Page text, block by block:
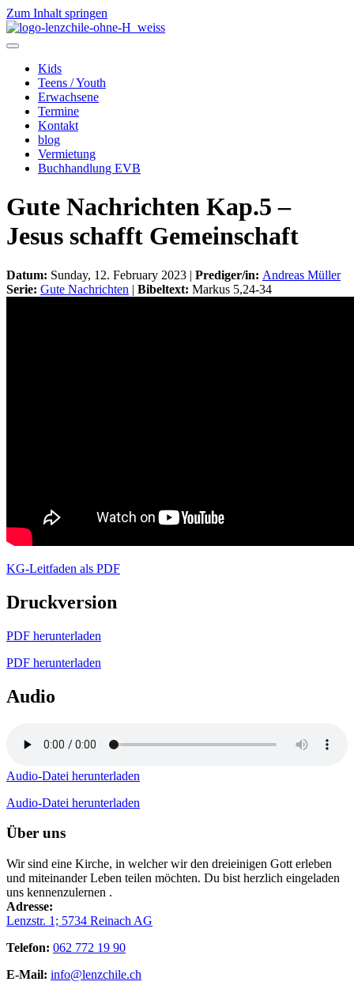
Zum Inhalt springen
Kids
Teens / Youth
Erwachsene
Termine
Kontakt
blog
Vermietung
Buchhandlung EVB
Gute Nachrichten Kap.5 –
Jesus schafft Gemeinschaft
Datum: Sunday, 12. February 2023 | Prediger/in: Andreas Müller
Serie: Gute Nachrichten | Bibeltext: Markus 5,24-34
KG-Leitfaden als PDF
Druckversion
PDF herunterladen
PDF herunterladen
Audio
Audio-Datei herunterladen
Audio-Datei herunterladen
Über uns
Wir sind eine Kirche, in welcher wir den dreieinigen Gott erleben
und miteinander Leben teilen möchten. Du bist herzlich eingeladen
uns kennenzulernen .
Adresse:
Lenzstr. 1; 5734 Reinach AG
Telefon: 062 772 19 90
E-Mail: info@lenzchile.ch